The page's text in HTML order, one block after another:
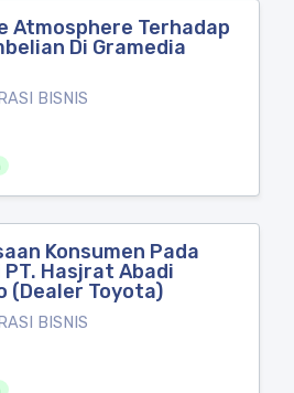
Atmosphere Terhadap
Di Gramedia
BISNIS
Konsumen Pada
PT. Hasjrat Abadi
(Dealer Toyota)
BISNIS